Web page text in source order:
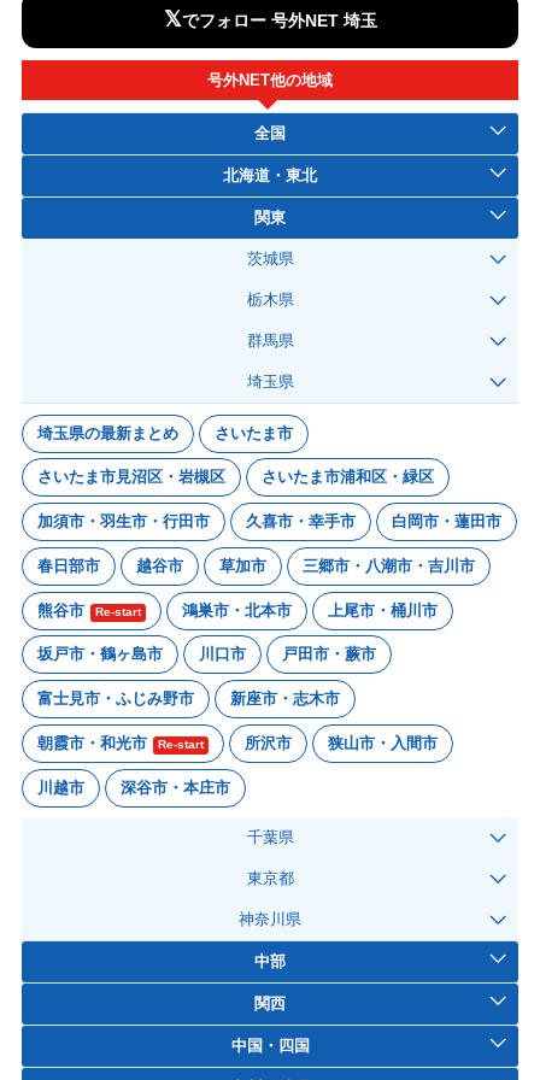
𝕏でフォロー 号外NET 埼玉
号外NET他の地域
全国
北海道・東北
関東
茨城県
栃木県
群馬県
埼玉県
埼玉県の最新まとめ さいたま市
さいたま市見沼区・岩槻区 さいたま市浦和区・緑区
加須市・羽生市・行田市 久喜市・幸手市 白岡市・蓮田市
春日部市 越谷市 草加市 三郷市・八潮市・吉川市
熊谷市 Re-start 鴻巣市・北本市 上尾市・桶川市
坂戸市・鶴ヶ島市 川口市 戸田市・蕨市
富士見市・ふじみ野市 新座市・志木市
朝霞市・和光市 Re-start 所沢市 狭山市・入間市
川越市 深谷市・本庄市
千葉県
東京都
神奈川県
中部
関西
中国・四国